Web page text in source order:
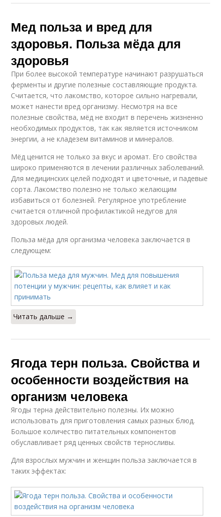
Мед польза и вред для
здоровья. Польза мёда для
здоровья
При более высокой температуре начинают разрушаться
ферменты и другие полезные составляющие продукта.
Считается, что лакомство, которое сильно нагревали,
может нанести вред организму. Несмотря на все
полезные свойства, мёд не входит в перечень жизненно
необходимых продуктов, так как является источником
энергии, а не кладезем витаминов и минералов.
Мёд ценится не только за вкус и аромат. Его свойства
широко применяются в лечении различных заболеваний.
Для медицинских целей подходят и цветочные, и падевые
сорта. Лакомство полезно не только желающим
избавиться от болезней. Регулярное употребление
считается отличной профилактикой недугов для
здоровых людей.
Польза мёда для организма человека заключается в
следующем:
Читать дальше →
Ягода терн польза. Свойства и
особенности воздействия на
организм человека
Ягоды терна действительно полезны. Их можно
использовать для приготовления самых разных блюд.
Большое количество питательных компонентов
обуславливает ряд ценных свойств терносливы.
Для взрослых мужчин и женщин польза заключается в
таких эффектах: